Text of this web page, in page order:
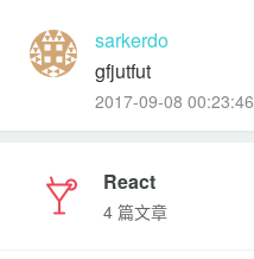
sarkerdo
gfjutfut
2017-09-08 00:23:46
React
4 篇文章